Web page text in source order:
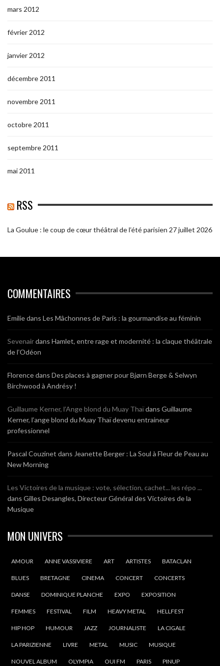
mars 2012
février 2012
janvier 2012
décembre 2011
novembre 2011
octobre 2011
septembre 2011
mai 2011
RSS
La Goulue : le coup de cœur théâtral de l’été parisien 27 juillet 2026
COMMENTAIRES
Emiliedans Les Mâchonnes de Paris : la gourmandise au féminin
Sevenairdans Hamlet, entre rage et modernité : la claque théâtrale
de l’Odéon
Florencedans Des places à gagner pour Bjørn Berge & Selwyn
Birchwood à Andrésy !
Guillaume Kerner, l’Ange blond du Muay Thaïdans Guillaume
Kerner, l’ange blond du Muay Thaï devenu entraineur
professionnel
Pascal Couzinet dans Jeanette Berger : La Soul à Fleur de Peau au
New Morning
Les Victoires de la musique : vote, sélection, cachet... les répo ...
dans Gilles Desangles, Directeur Général des Victoires de la
Musique
MON UNIVERS
AMOUR ANNE VASSIVIERE ART ARTISTES BATACLAN
BLUES BRETAGNE CINEMA CONCERT CONCERTS
DANSE DOMINIQUE PLANCHE EXPO EXPOSITION
FEMMES FESTIVAL FILM HEAVY METAL HELLFEST
HIP HOP HUMOUR JAZZ JOURNALISTE LA CIGALE
LA PARIZIENNE LIVRE METAL MUSIC MUSIQUE
NOUVEL ALBUM OLYMPIA OUI FM PARIS PINUP